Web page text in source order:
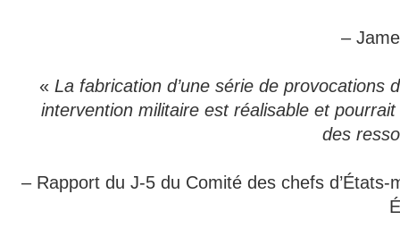
–
« La fabrication d’une série de provocations
intervention militaire est réalisable et pourrait
des
– Rapport du J-5 du Comité des chefs d’États-